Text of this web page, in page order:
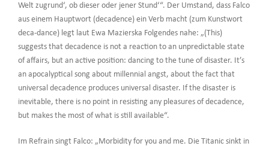
Welt zugrund‘, ob dieser oder jener Stund‘“. Der Umstand, dass Falco
aus einem Hauptwort (decadence) ein Verb macht (zum Kunstwort
deca-dance) legt laut Ewa Mazierska Folgendes nahe: „(This)
suggests that decadence is not a reaction to an unpredictable state
of affairs, but an active position: dancing to the tune of disaster. It’s
an apocalyptical song about millennial angst, about the fact that
universal decadence produces universal disaster. If the disaster is
inevitable, there is no point in resisting any pleasures of decadence,
but makes the most of what is still available“.
Im Refrain singt Falco: „Morbidity for you and me. Die Titanic sinkt in